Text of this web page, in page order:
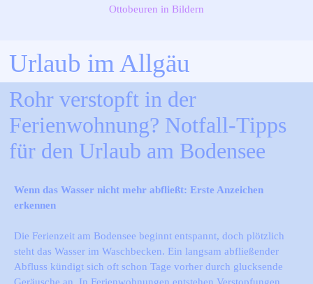
Ottobeuren in Bildern
Urlaub im Allgäu
Rohr verstopft in der
Ferienwohnung? Notfall-Tipps
für den Urlaub am Bodensee
Wenn das Wasser nicht mehr abfließt: Erste Anzeichen
erkennen
Die Ferienzeit am Bodensee beginnt entspannt, doch plötzlich
steht das Wasser im Waschbecken. Ein langsam abfließender
Abfluss kündigt sich oft schon Tage vorher durch glucksende